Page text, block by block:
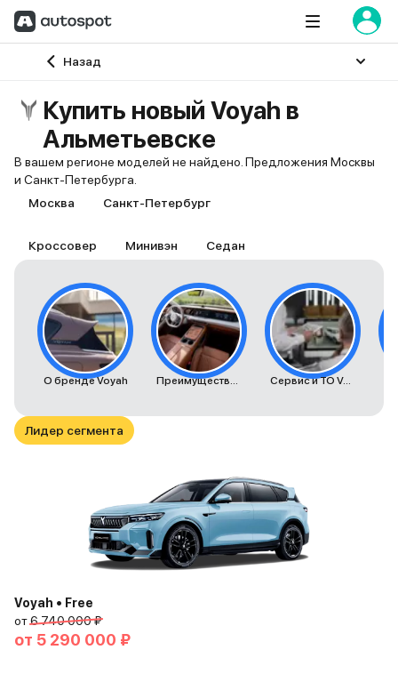
Назад
Главная
Купить новый Voyah в
Альметьевске
В вашем регионе моделей не найдено. Предложения Москвы
и Санкт-Петербурга.
Москва
Санкт-Петербург
Кроссовер Минивэн Седан
О бренде Voyah Преимущества автомобилей Voyah Сервис и ТО Voyah
Лидер сегмента
Voyah • Free
от6 740 000 ₽
от 5 290 000 ₽